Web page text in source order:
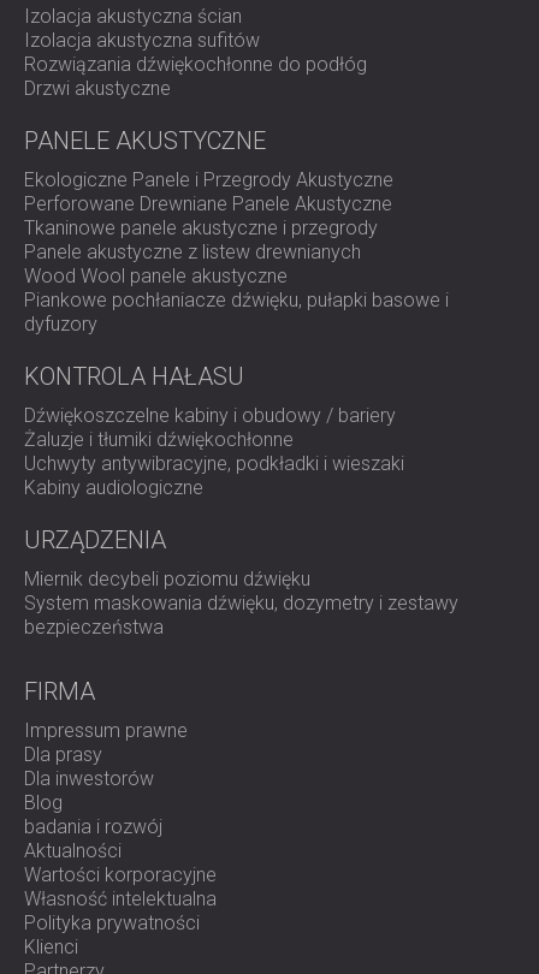
Izolacja akustyczna ścian
Izolacja akustyczna sufitów
Rozwiązania dźwiękochłonne do podłóg
Drzwi akustyczne
PANELE AKUSTYCZNE
Ekologiczne Panele i Przegrody Akustyczne
Perforowane Drewniane Panele Akustyczne
Tkaninowe panele akustyczne i przegrody
Panele akustyczne z listew drewnianych
Wood Wool panele akustyczne
Piankowe pochłaniacze dźwięku, pułapki basowe i
dyfuzory
KONTROLA HAŁASU
Dźwiękoszczelne kabiny i obudowy / bariery
Żaluzje i tłumiki dźwiękochłonne
Uchwyty antywibracyjne, podkładki i wieszaki
Kabiny audiologiczne
URZĄDZENIA
Miernik decybeli poziomu dźwięku
System maskowania dźwięku, dozymetry i zestawy
bezpieczeństwa
FIRMA
Impressum prawne
Dla prasy
Dla inwestorów
Blog
badania i rozwój
Aktualności
Wartości korporacyjne
Własność intelektualna
Polityka prywatności
Klienci